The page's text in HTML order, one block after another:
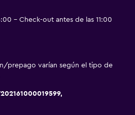
- Check-out antes de las 11:00
prepago varían según el tipo de